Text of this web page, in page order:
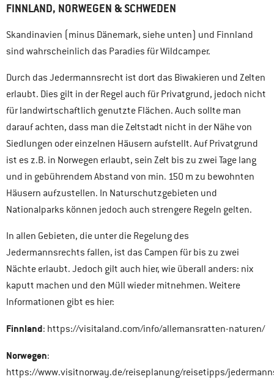
FINNLAND, NORWEGEN & SCHWEDEN
Skandinavien (minus Dänemark, siehe unten) und Finnland
sind wahrscheinlich das Paradies für Wildcamper.
Durch das Jedermannsrecht ist dort das Biwakieren und Zelten
erlaubt. Dies gilt in der Regel auch für Privatgrund, jedoch nicht
für landwirtschaftlich genutzte Flächen. Auch sollte man
darauf achten, dass man die Zeltstadt nicht in der Nähe von
Siedlungen oder einzelnen Häusern aufstellt. Auf Privatgrund
ist es z.B. in Norwegen erlaubt, sein Zelt bis zu zwei Tage lang
und in gebührendem Abstand von min. 150 m zu bewohnten
Häusern aufzustellen. In Naturschutzgebieten und
Nationalparks können jedoch auch strengere Regeln gelten.
In allen Gebieten, die unter die Regelung des
Jedermannsrechts fallen, ist das Campen für bis zu zwei
Nächte erlaubt. Jedoch gilt auch hier, wie überall anders: nix
kaputt machen und den Müll wieder mitnehmen. Weitere
Informationen gibt es hier:
Finnland: https://visitaland.com/info/allemansratten-naturen/
Norwegen:
https://www.visitnorway.de/reiseplanung/reisetipps/